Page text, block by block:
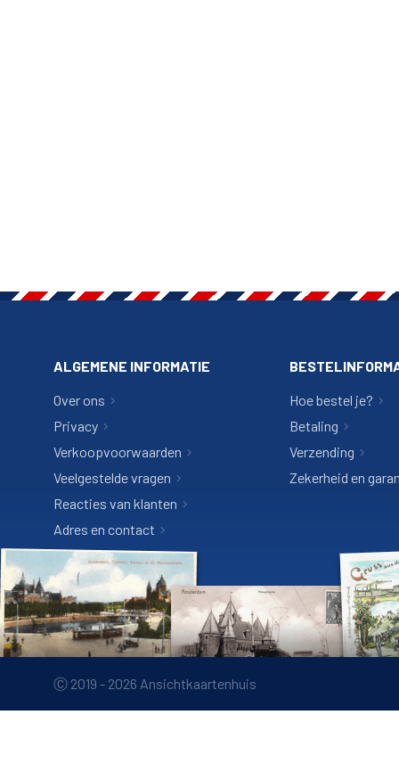
ALGEMENE INFORMATIE
Over ons
Privacy
Verkoopvoorwaarden
Veelgestelde vragen
Reacties van klanten
Adres en contact
Hoe bestel je?
Betaling
Verzending
Zekerheid en
Ⓒ 2019 - 2026 Ansichtkaartenhuis